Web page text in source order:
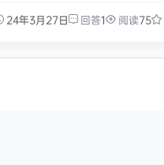
24年3月27日 回答1 阅读75